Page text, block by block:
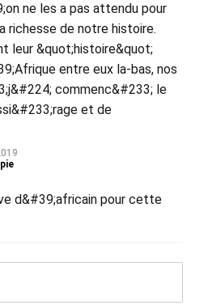
ne les a pas attendu pour
richesse de notre histoire.
leur &quot;histoire&quot;
entre eux la-bas, nos
commenc&#233; le
et de
d&#39;africain pour cette